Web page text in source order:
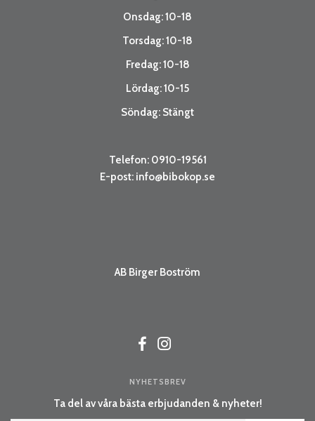
Onsdag: 10-18
Torsdag: 10-18
Fredag: 10-18
Lördag: 10-15
Söndag: Stängt
Telefon: 0910-19561
E-post: info@bibokop.se
AB Birger Boström
NYHETSBREV
Ta del av våra bästa erbjudanden & nyheter!